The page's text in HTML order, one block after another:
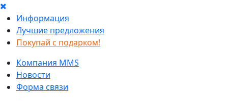
Информация
Лучшие предложения
Покупай с подарком!
Компания MMS
Новости
Форма связи